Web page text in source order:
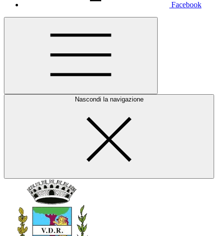
Facebook
Nascondi la navigazione